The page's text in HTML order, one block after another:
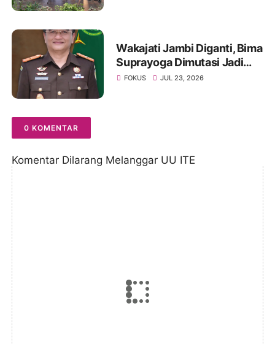
Wakajati Jambi Diganti, Bima
Suprayoga Dimutasi Jadi
Direktur V Jamintel
FOKUS JUL 23, 2026
0 KOMENTAR
Komentar Dilarang Melanggar UU ITE